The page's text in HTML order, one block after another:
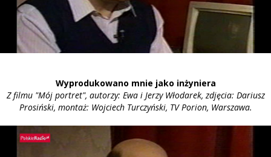
Wyprodukowano mnie jako inżyniera
Z filmu "Mój portret", autorzy: Ewa i Jerzy Włodarek, zdjęcia: Dariusz
Prosiński, montaż: Wojciech Turczyński, TV Porion, Warszawa.